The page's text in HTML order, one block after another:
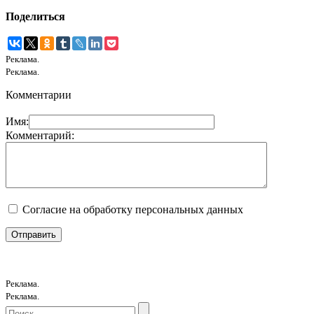
Поделиться
Реклама.
Реклама.
Комментарии
Имя:
Комментарий:
Согласие на обработку персональных данных
Реклама.
Реклама.